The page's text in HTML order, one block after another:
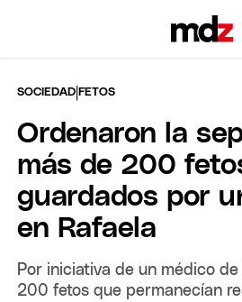
SOCIEDAD |FETOS
Ordenaron la
más de 200
guardados por
en Rafaela
Por iniciativa de un médico
200 fetos que permanecían